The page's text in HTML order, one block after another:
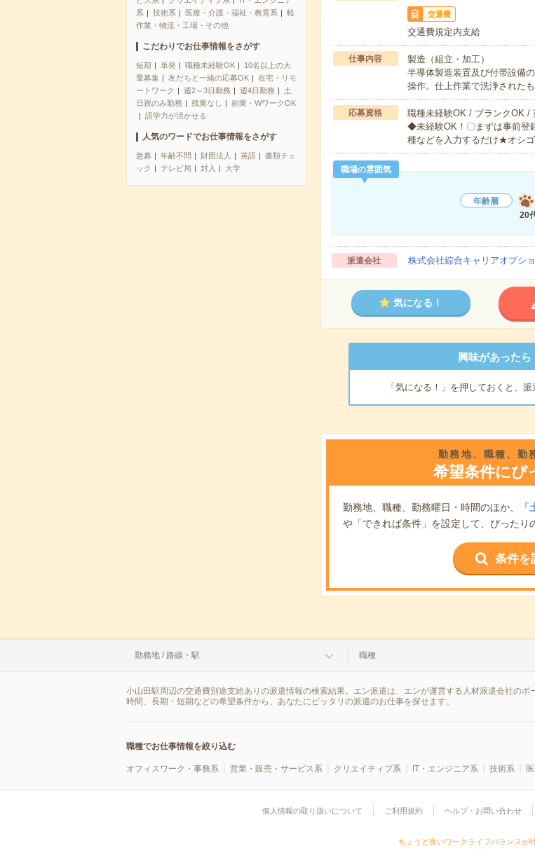
系
技術系 医療・介護・福祉・教育系
軽
作業・物流・工場・その他
こだわりでお仕事情報をさがす
短期 単発 職種未経験OK
10名以上の大
量募集
友だちと一緒の応募OK
在宅・リモ
ートワーク
週2～3日勤務 週4日勤務
土
日祝のみ勤務
残業なし
副業・WワークOK
語学力が活かせる
人気のワードでお仕事情報をさがす
急募 年齢不問 財団法人 英語
書類チェ
ック
テレビ局 封入 大学
交通費
交通費規定内支給
仕事内容
製造（組立・加工）
半導体製造装置及び付帯設備
操作。仕上作業で洗浄された
応募資格
職種未経験OK / ブランクOK /
◆未経験OK！〇まずは事前登
種などを入力するだけ★オシ
職場の雰囲気
年齢層
20
派遣会社 株式会社綜合キャリアオプシ
気になる！
興味があった
「気になる！」を押しておくと、派
勤務地、職種、勤
希望条件にぴ
勤務地、職種、勤務曜日・時間のほか、
や「できれば条件」を設定して、ぴったり
条件を
勤務地 / 路線・駅 職種
小山田駅周辺の交通費別途支給ありの派遣情報の検索結果。エン派遣は、エンが運営する人材派遣会社の
時間、長期・短期などの希望条件から、あなたにピッタリの派遣のお仕事を探せます。
職種でお仕事情報を絞り込む
オフィスワーク・事務系 営業・販売・サービス系 クリエイティブ系 IT・エンジニア系 技術系
個人情報の取り扱いについて ご利用規約 ヘルプ・お問い合わせ
ちょうど良いワークライフバランスが